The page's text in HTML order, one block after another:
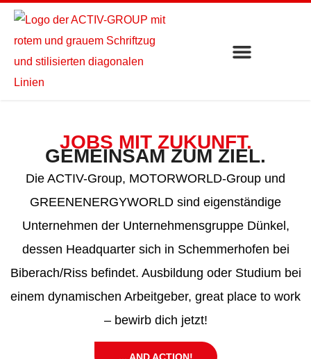
JOBS MIT ZUKUNFT.
GEMEINSAM ZUM ZIEL.
Die ACTIV-Group, MOTORWORLD-Group und
GREENENERGYWORLD sind eigenständige
Unternehmen der Unternehmensgruppe Dünkel,
dessen Headquarter sich in Schemmerhofen bei
Biberach/Riss befindet. Ausbildung oder Studium bei
einem dynamischen Arbeitgeber, great place to work
– bewirb dich jetzt!